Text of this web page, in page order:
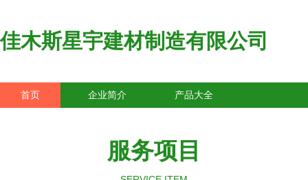
佳木斯星宇建材制造有限公司
首页 企业简介 产品大全
服务项目